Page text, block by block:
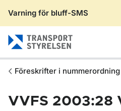
Varning för bluff-SMS
Föreskrifter i nummerordning
VVFS 2003:28